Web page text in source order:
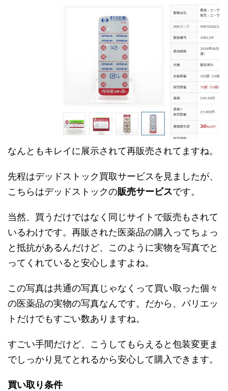
なんともキレイに展示されて再販売されてますね。
先程はデッドストック買取サービスを見ましたが、
こちらはデッドストックの販売サービスです。
当然、買うだけではなく同じサイトで販売もされて
いるわけです。再販された医薬品の購入ってちょっ
と抵抗があるんだけど、このように実物を写真でと
ってくれていると安心しますよね。
この写真は共通の写真じゃなくって買い取った個々
の医薬品の実物の写真なんです。だから、パリエッ
トだけでもすごい数ありますね。
すごい手間だけど、こうしてもらえると包装変更ま
でしっかり見てとれるから安心して購入できます。
買い取り条件